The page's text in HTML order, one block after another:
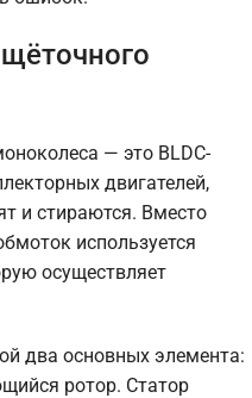
— это BLDC-
двигателей,
и стираются. Вместо
используется
осуществляет
два основных элемента:
ротор. Статор